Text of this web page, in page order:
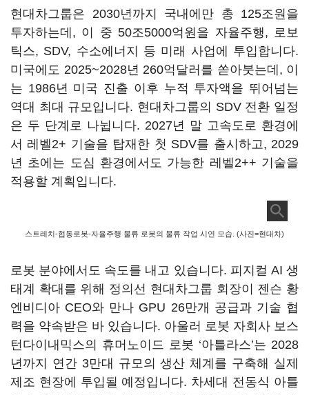
현대차그룹은 2030년까지 국내에만 총 125조원을
투자하는데, 이 중 50조5000억원을 자율주행, 로보
틱스, SDV, 수소에너지 등 미래 사업에 투입합니다.
미국에도 2025~2028년 260억달러를 쏟아붓는데, 이
는 1986년 미국 진출 이후 누적 투자액을 뛰어넘는
역대 최대 규모입니다. 현대차그룹의 SDV 전환 일정
은 두 단계로 나뉩니다. 2027년 말 고속도로 환경에
서 레벨2+ 기술을 탑재한 첫 SDV를 출시하고, 2029
년 초에는 도심 환경에서도 가능한 레벨2++ 기술을
적용할 계획입니다.
스트레치-협동로봇-자율주행 물류 로봇의 물류 작업 시연 모습. (사진=현대차)
로봇 분야에서도 속도를 내고 있습니다. 피지컬 AI 생
태계 확대를 위해 정의선 현대차그룹 회장이 젠슨 황
엔비디아 CEO와 만나 GPU 26만개 공급과 기술 협
력을 약속받은 바 있습니다. 아울러 로봇 자회사 보스
턴다이내믹스의 휴머노이드 로봇 ‘아틀라스’는 2028
년까지 연간 3만대 규모의 생산 체계를 구축해 실제
제조 현장에 투입될 예정입니다. 차세대 전동식 아틀